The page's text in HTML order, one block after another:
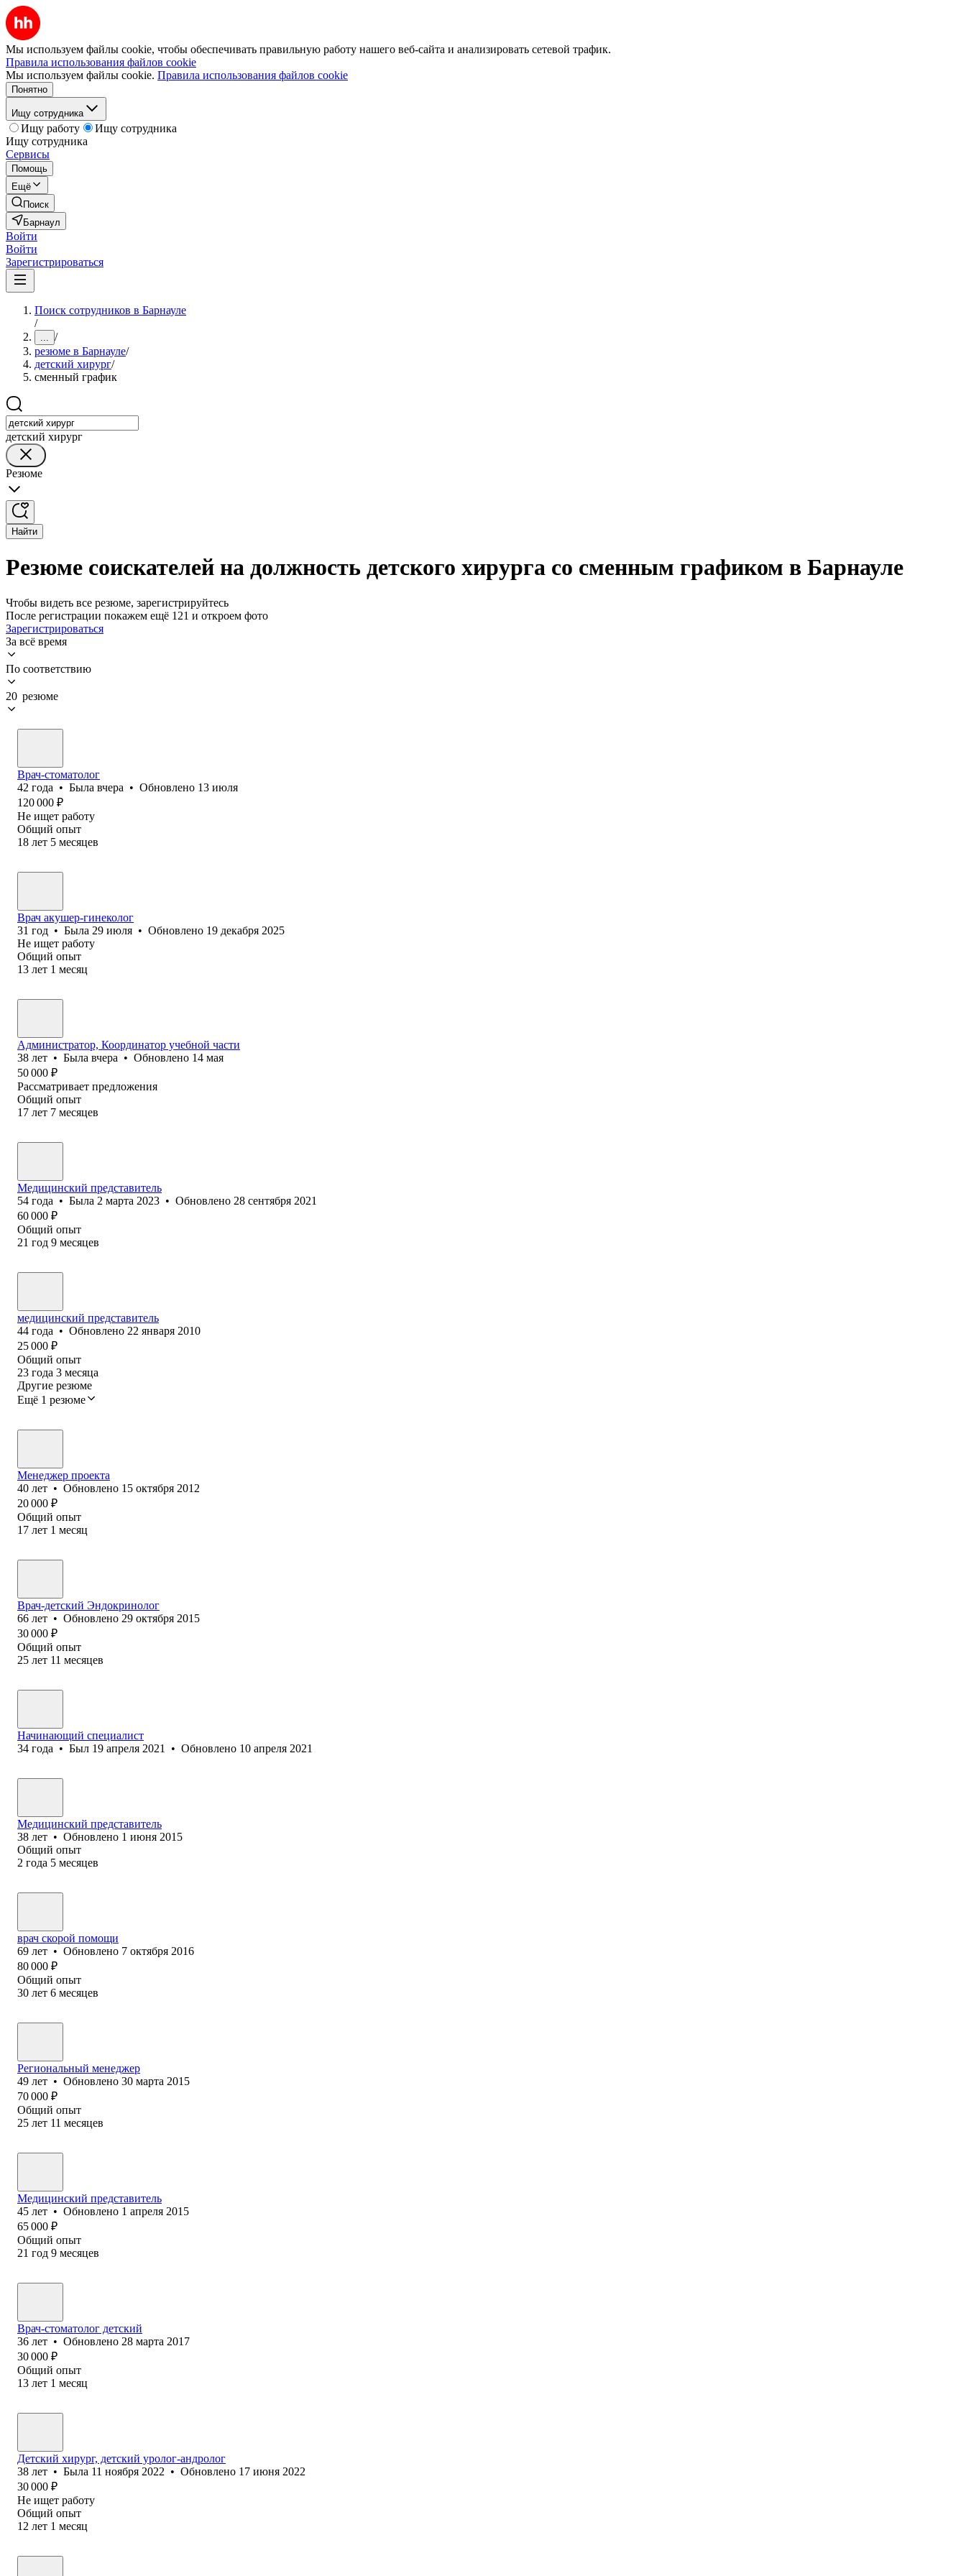
Мы используем файлы cookie, чтобы обеспечивать правильную работу нашего веб-сайта и анализировать сетевой трафик.
Правила использования файлов cookie
Мы используем файлы cookie. Правила использования файлов cookie
Понятно
Ищу сотрудника
Ищу работу
Ищу сотрудника
Ищу сотрудника
Сервисы
Помощь
Ещё
Поиск
Барнаул
Войти
Войти
Зарегистрироваться
Поиск сотрудников в Барнауле
/
... /
резюме в Барнауле/
детский хирург/
сменный график
детский хирург
Резюме
Найти
Резюме соискателей на должность детского хирурга со сменным графиком в Барнауле
Чтобы видеть все резюме, зарегистрируйтесь
После регистрации покажем ещё 121 и откроем фото
Зарегистрироваться
За всё время
По соответствию
20 резюме
Врач-стоматолог
42 года • Была вчера • Обновлено 13 июля
120 000 ₽
Не ищет работу
Общий опыт
18 лет 5 месяцев
Врач акушер-гинеколог
31 год • Была 29 июля • Обновлено 19 декабря 2025
Не ищет работу
Общий опыт
13 лет 1 месяц
Администратор, Координатор учебной части
38 лет • Была вчера • Обновлено 14 мая
50 000 ₽
Рассматривает предложения
Общий опыт
17 лет 7 месяцев
Медицинский представитель
54 года • Была 2 марта 2023 • Обновлено 28 сентября 2021
60 000 ₽
Общий опыт
21 год 9 месяцев
медицинский представитель
44 года • Обновлено 22 января 2010
25 000 ₽
Общий опыт
23 года 3 месяца
Другие резюме
Ещё 1 резюме
Менеджер проекта
40 лет • Обновлено 15 октября 2012
20 000 ₽
Общий опыт
17 лет 1 месяц
Врач-детский Эндокринолог
66 лет • Обновлено 29 октября 2015
30 000 ₽
Общий опыт
25 лет 11 месяцев
Начинающий специалист
34 года • Был 19 апреля 2021 • Обновлено 10 апреля 2021
Медицинский представитель
38 лет • Обновлено 1 июня 2015
Общий опыт
2 года 5 месяцев
врач скорой помощи
69 лет • Обновлено 7 октября 2016
80 000 ₽
Общий опыт
30 лет 6 месяцев
Региональный менеджер
49 лет • Обновлено 30 марта 2015
70 000 ₽
Общий опыт
25 лет 11 месяцев
Медицинский представитель
45 лет • Обновлено 1 апреля 2015
65 000 ₽
Общий опыт
21 год 9 месяцев
Врач-стоматолог детский
36 лет • Обновлено 28 марта 2017
30 000 ₽
Общий опыт
13 лет 1 месяц
Детский хирург, детский уролог-андролог
38 лет • Была 11 ноября 2022 • Обновлено 17 июня 2022
30 000 ₽
Не ищет работу
Общий опыт
12 лет 1 месяц